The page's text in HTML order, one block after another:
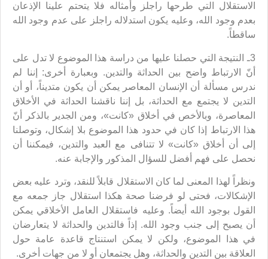
الاستقلال التي طرحها راجلز وأمثاله فلا يتحتم علينا الإذعان
بعدم وجود الله، وعليه يكون استدلاله راجلز على عدم وجود الله
ساقطاً.
3ـ النتيجة التي حصلنا عليها من دراسة هذا الموضوع لا تدل على
أنّ الارتباط واضح بين الحداثة والتدين. وبعبارة أخرى: إننا لم
ندرس مسألة أن الإنسان المعاصر يمكن أن يكون متديناً، أو أن
التدين لا يجتمع مع الحداثة، بل إننا ناقشنا الحداثة في الأخلاق
المعاصرة، وبالأخص في أخلاق «كانت»، ومن الجدير بالذكر أنّ
هذا الارتباط إذا كان في حدود هذا الموضوع بلا إشكال، وتوصلنا
إلى أن أخلاق «كانت» لا تتنافى مع العبد والتدين، فيمكننا أن
نحصل على فهم أفضل للسؤال المذكور والإجابة عنه.
ونظراً لهذا المعنى لما كان الاستقلال قابلاً للنقد، وترد عليه بعض
الإشكالات، فحتى لو فرضنا صحة هكذا استقلال جاز جمعه مع
القول بوجود الله أيضاً. وعليه فاستقلال العامل الأخلاقي يمكن
أن يصبح إلى جنب وجود الله. إذاً فالتدين والحداثة لا يتعارضان
في هذا الموضوع، ولكن لا يمكن استنتاج قاعدة عامة حول
العلاقة بين التدين والحداثة، وهل يجتمعان أو لا من جهات أخرى.